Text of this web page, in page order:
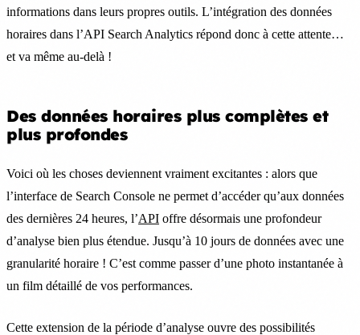
informations dans leurs propres outils. L’intégration des données
horaires dans l’API Search Analytics répond donc à cette attente…
et va même au-delà !
Des données horaires plus complètes et
plus profondes
Voici où les choses deviennent vraiment excitantes : alors que
l’interface de Search Console ne permet d’accéder qu’aux données
des dernières 24 heures, l’API offre désormais une profondeur
d’analyse bien plus étendue. Jusqu’à 10 jours de données avec une
granularité horaire ! C’est comme passer d’une photo instantanée à
un film détaillé de vos performances.
Cette extension de la période d’analyse ouvre des possibilités